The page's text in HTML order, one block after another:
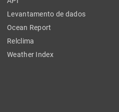
Levantamento de dados
Ocean Report
Relclima
Weather Index